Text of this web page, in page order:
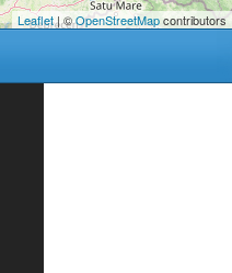
Leaflet| ©OpenStreetMapcontributors